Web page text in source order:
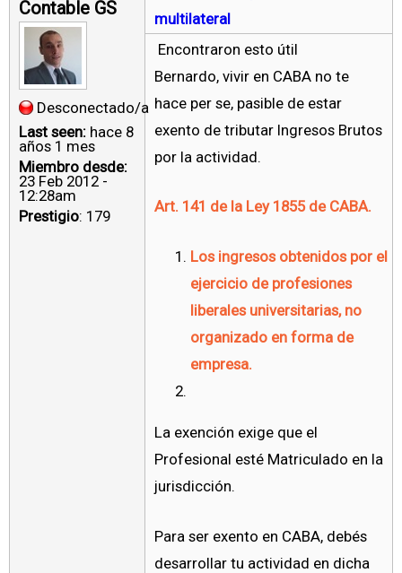
Contable GS
Desconectado/a
Last seen: hace 8
años 1 mes
Miembro desde:
23 Feb 2012 -
12:28am
Prestigio: 179
multilateral
Encontraron esto útil
Bernardo, vivir en CABA no te
hace per se, pasible de estar
exento de tributar Ingresos Brutos
por la actividad.
Art. 141 de la Ley 1855 de CABA.
Los ingresos obtenidos por el
ejercicio de profesiones
liberales universitarias, no
organizado en forma de
empresa.
La exención exige que el
Profesional esté Matriculado en la
jurisdicción.
Para ser exento en CABA, debés
desarrollar tu actividad en dicha